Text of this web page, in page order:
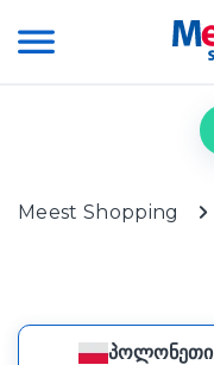
Meest Shopping
პოლონეთი